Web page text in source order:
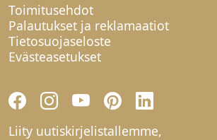
Toimitusehdot
Palautukset ja reklamaatiot
Tietosuojaseloste
Evästeasetukset
Liity uutiskirjelistallemme,